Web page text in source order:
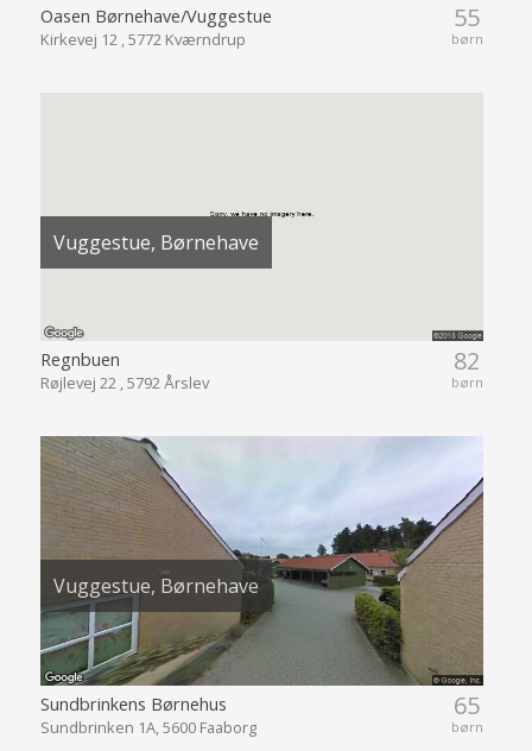
55
børn
Oasen Børnehave/Vuggestue
Kirkevej 12 , 5772 Kværndrup
Vuggestue, Børnehave
82
børn
Regnbuen
Røjlevej 22 , 5792 Årslev
Vuggestue, Børnehave
65
børn
Sundbrinkens Børnehus
Sundbrinken 1A, 5600 Faaborg